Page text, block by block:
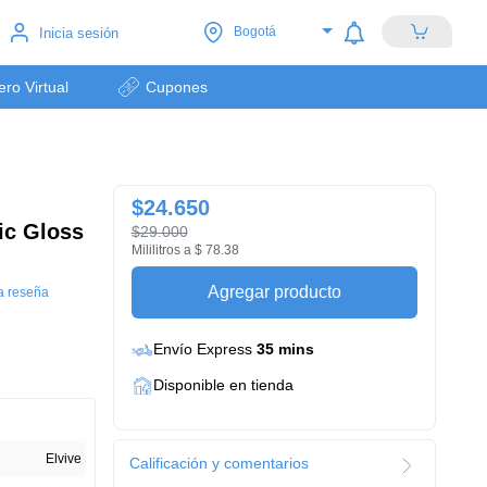
Inicia sesión Bogotá
Virtual Cupones
Gloss
reseña
Elvive
$24.650
$29.000
Mililitros a $ 78.38
Agregar producto
Envío Express 35 mins
Disponible en tienda
Calificación y comentarios